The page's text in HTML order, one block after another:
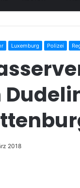
Luxemburg Polizei
2018